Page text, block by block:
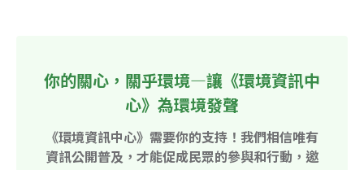
你的關心，關乎環境—讓《環境資訊中
心》為環境發聲
《環境資訊中心》需要你的支持！我們相信唯有
資訊公開普及，才能促成民眾的參與和行動，邀